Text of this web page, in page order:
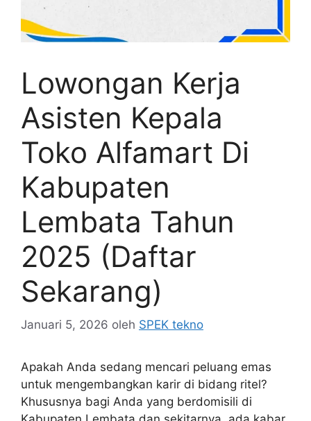
Lowongan Kerja
Asisten Kepala
Toko Alfamart Di
Kabupaten
Lembata Tahun
2025 (Daftar
Sekarang)
Januari 5, 2026 oleh SPEK tekno
Apakah Anda sedang mencari peluang emas
untuk mengembangkan karir di bidang ritel?
Khususnya bagi Anda yang berdomisili di